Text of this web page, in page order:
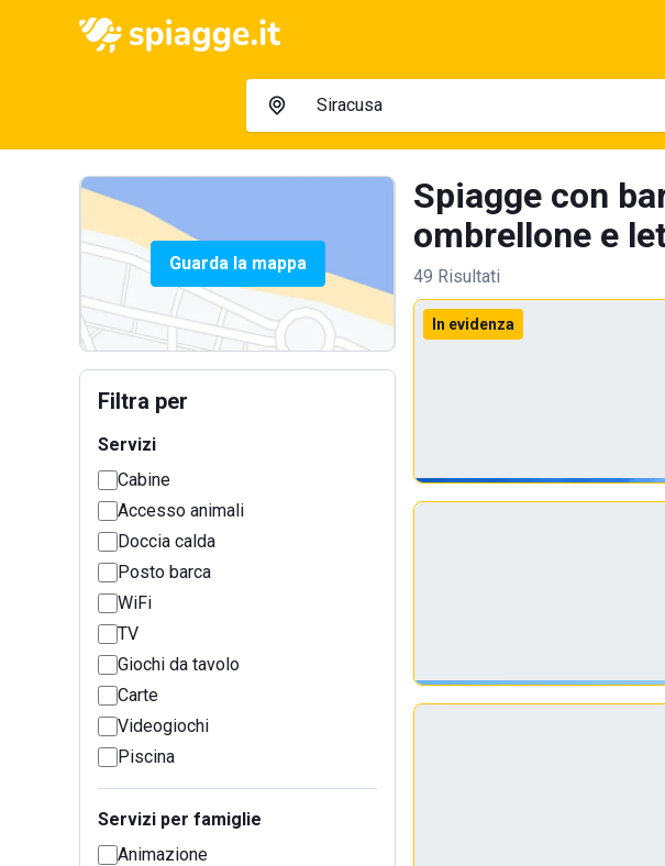
Guarda la mappa
Filtra per
Servizi
Cabine
Accesso animali
Doccia calda
Posto barca
WiFi
TV
Giochi da tavolo
Carte
Videogiochi
Piscina
Servizi per famiglie
Animazione
Spiagge con
ombrellone e
49 Risultati
In evidenza